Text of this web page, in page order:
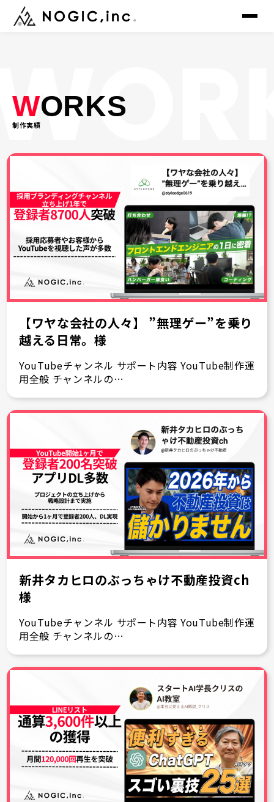
SERVICEサービス
WORKS制作事例 ▸
COMPANY会社概要 ▸
▸
▸
COLUMNコラム ▸
RECRUIT採用情報
DOWNLOAD 資料請求 ▸
CONTACTお問い合わせ ▸
WORKS
制作実績
【ワヤな会社の人々】 ”無理ゲー”を乗り
越える日常。様
YouTubeチャンネル サポート内容 YouTube制作運
用全般 チャンネルの…
新井タカヒロのぶっちゃけ不動産投資ch
様
YouTubeチャンネル サポート内容 YouTube制作運
用全般 チャンネルの…